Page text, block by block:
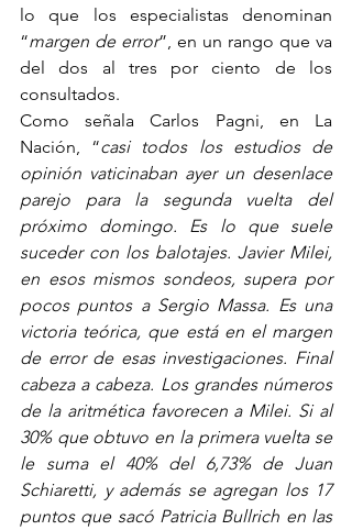
lo que los especialistas denominan
“margen de error”, en un rango que va
del dos al tres por ciento de los
consultados.
Como señala Carlos Pagni, en La
Nación, “casi todos los estudios de
opinión vaticinaban ayer un desenlace
parejo para la segunda vuelta del
próximo domingo. Es lo que suele
suceder con los balotajes. Javier Milei,
en esos mismos sondeos, supera por
pocos puntos a Sergio Massa. Es una
victoria teórica, que está en el margen
de error de esas investigaciones. Final
cabeza a cabeza. Los grandes números
de la aritmética favorecen a Milei. Si al
30% que obtuvo en la primera vuelta se
le suma el 40% del 6,73% de Juan
Schiaretti, y además se agregan los 17
puntos que sacó Patricia Bullrich en las